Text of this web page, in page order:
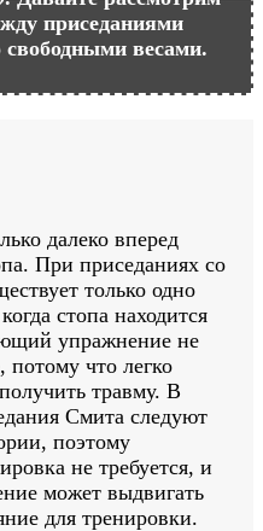
приседаниями
весами.
далеко вперед
При приседаниях со
только одно
стопа находится
упражнение не
потому что легко
травму. В
Смита следуют
поэтому
не требуется, и
может выдвигать
для тренировки.